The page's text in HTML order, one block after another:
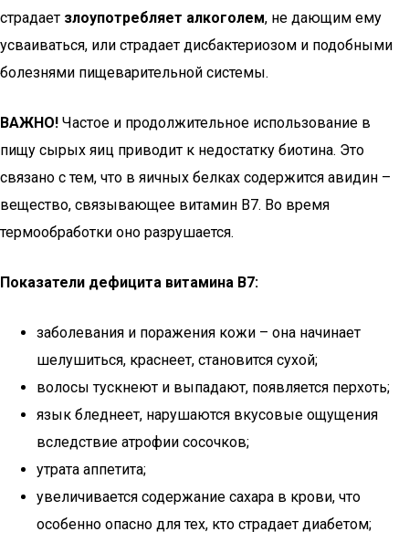
страдает злоупотребляет алкоголем, не дающим ему
усваиваться, или страдает дисбактериозом и подобными
болезнями пищеварительной системы.
ВАЖНО! Частое и продолжительное использование в
пищу сырых яиц приводит к недостатку биотина. Это
связано с тем, что в яичных белках содержится авидин –
вещество, связывающее витамин B7. Во время
термообработки оно разрушается.
Показатели дефицита витамина В7:
заболевания и поражения кожи – она начинает
шелушиться, краснеет, становится сухой;
волосы тускнеют и выпадают, появляется перхоть;
язык бледнеет, нарушаются вкусовые ощущения
вследствие атрофии сосочков;
утрата аппетита;
увеличивается содержание сахара в крови, что
особенно опасно для тех, кто страдает диабетом;